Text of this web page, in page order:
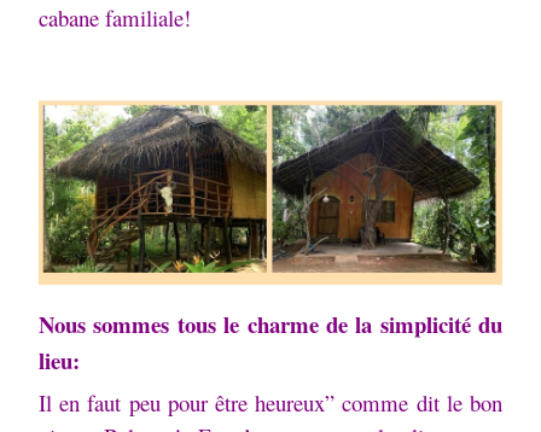
cabane familiale!
Nous sommes tous le charme de la simplicité du
lieu:
Il en faut peu pour être heureux” comme dit le bon